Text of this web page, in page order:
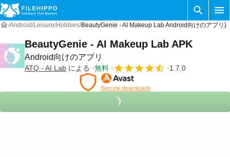
Android Leisure Hobbies BeautyGenie - AI Makeup Lab Android向けのアプリ}
BeautyGenie - AI Makeup Lab APK
Android向けのアプリ
ATQ - AI Lab による 無料 1.7.0